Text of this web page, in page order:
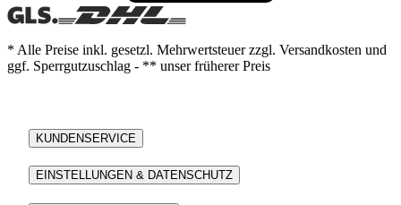
* Alle Preise inkl. gesetzl. Mehrwertsteuer zzgl. Versandkosten und
ggf. Sperrgutzuschlag - ** unser früherer Preis
KUNDENSERVICE
EINSTELLUNGEN & DATENSCHUTZ